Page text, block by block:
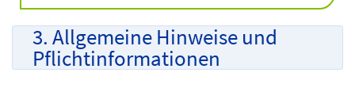
3. Allgemeine Hinweise und
Pflicht­informationen